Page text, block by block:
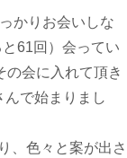
かりお会いしな
61回）会ってい
の会に入れて頂き
で始まりまし
、色々と案が出さ